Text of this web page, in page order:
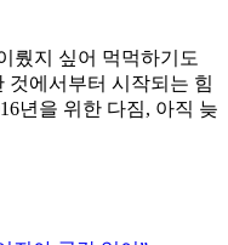
뤘지 싶어 먹먹하기도
것에서부터 시작되는 힘
년을 위한 다짐, 아직 늦